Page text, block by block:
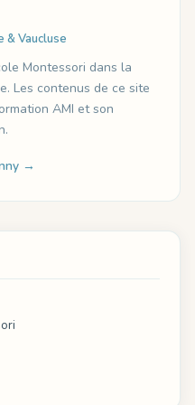
& Vaucluse
Montessori dans la
Les contenus de ce site
AMI et son
→